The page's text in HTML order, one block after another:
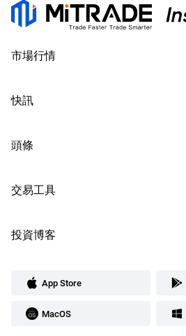
市場行情
快訊
頭條
交易工具
投資博客
App Store
MacOS